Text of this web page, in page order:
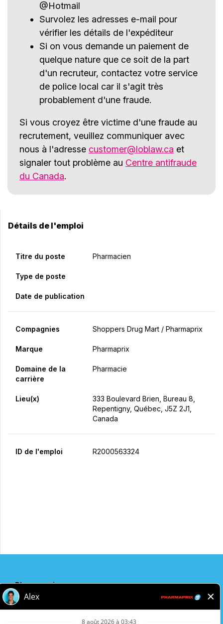
@Hotmail
Survolez les adresses e-mail pour
vérifier les détails de l'expéditeur
Si on vous demande un paiement de
quelque nature que ce soit de la part
d'un recruteur, contactez votre service
de police local car il s'agit très
probablement d'une fraude.
Si vous croyez être victime d'une fraude au
recrutement, veuillez communiquer avec
nous à l'adresse customer@loblaw.ca et
signaler tout problème au Centre antifraude
du Canada.
Détails de l'emploi
Titre du poste Pharmacien
Type de poste
Date de publication
Compagnies Shoppers Drug Mart / Pharmaprix
Marque Pharmaprix
Domaine de la
carrière
Pharmacie
Lieu(x)
333 Boulevard Brien, Bureau 8,
Repentigny, Québec, J5Z 2J1,
Canada
ID de l'emploi R2000563324
Pharmaprix
Adresse de l'entreprise
243 Consumers Road